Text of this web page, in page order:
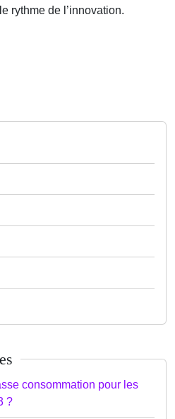
rythme de l’innovation.
consommation pour les
?